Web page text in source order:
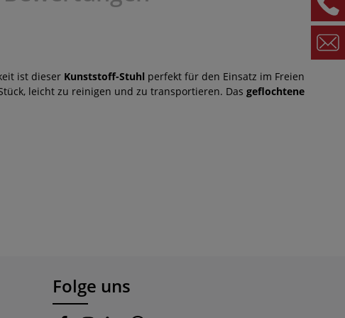
ist dieser Kunststoff-Stuhl perfekt für den Einsatz im Freien
leicht zu reinigen und zu transportieren. Das geflochtene
Folge uns